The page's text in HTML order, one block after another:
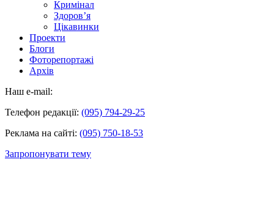
Кримінал
Здоров’я
Цікавинки
Проекти
Блоги
Фоторепортажі
Архів
Наш e-mail:
Телефон редакції: (095) 794-29-25
Реклама на сайті: (095) 750-18-53
Запропонувати тему